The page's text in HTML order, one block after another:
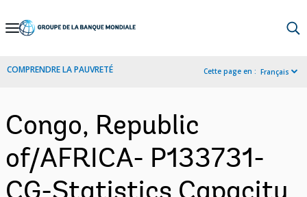
Skip
Navigation
COMPRENDRE LA PAUVRETÉ Cette page en : Français
Congo, Republic
of/AFRICA- P133731-